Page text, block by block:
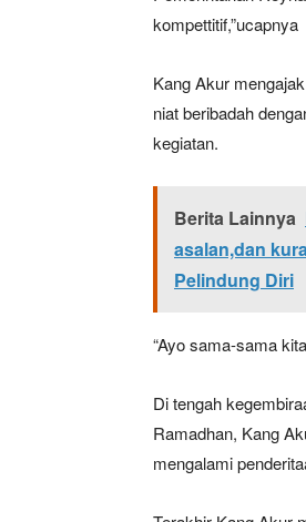
kompettitif,”ucapnya
Kang Akur
niat beribadah
kegiatan.
Berita Lainnya
asalan,dan
Pelindung Diri
“Ayo sama-sama
Di tengah
Ramadhan, Kang
mengalami